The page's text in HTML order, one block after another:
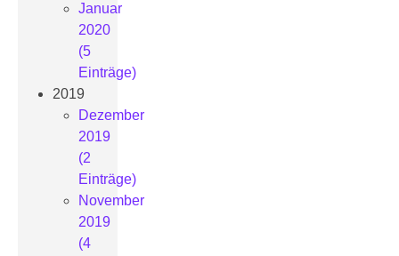
Januar
2020
(5
Einträge)
2019
Dezember
2019
(2
Einträge)
November
2019
(4